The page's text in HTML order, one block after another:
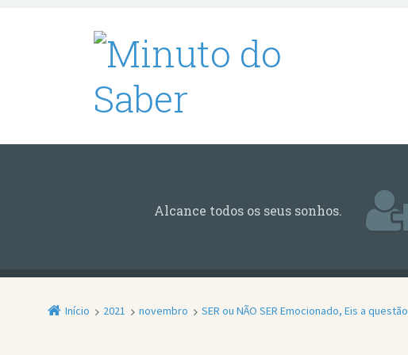
Alcance todos os seus sonhos.
Início 2021 novembro SER ou NÃO SER Emocionado, Eis a questão